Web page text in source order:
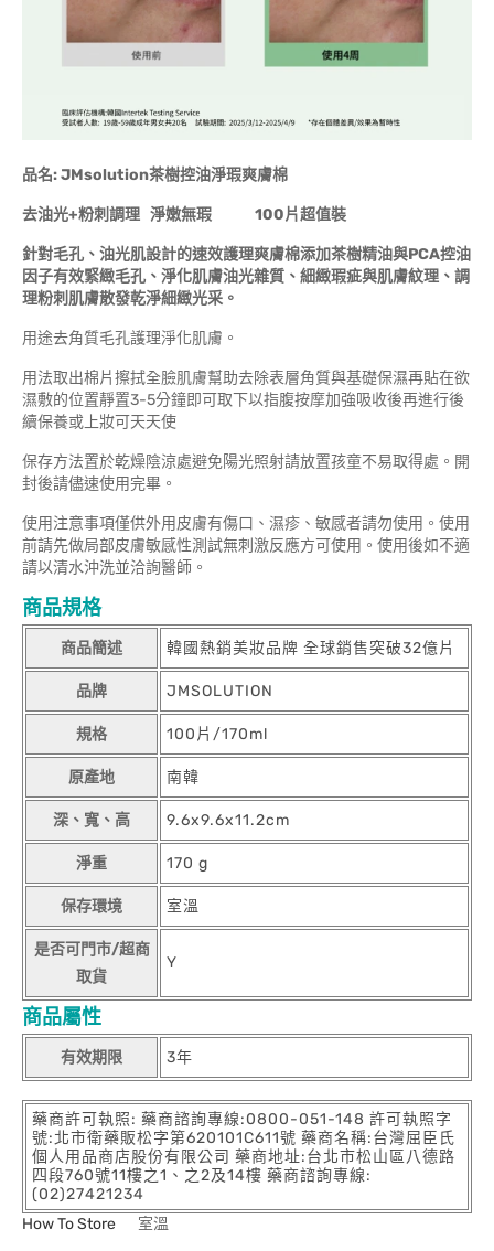
品名: JMsolution茶樹控油淨瑕爽膚棉
去油光+粉刺調理 淨嫩無瑕 100片超值裝
針對毛孔、油光肌設計的速效護理爽膚棉添加茶樹精油與PCA控油
因子有效緊緻毛孔、淨化肌膚油光雜質、細緻瑕疵與肌膚紋理、調
理粉刺肌膚散發乾淨細緻光采。
用途去角質毛孔護理淨化肌膚。
用法取出棉片擦拭全臉肌膚幫助去除表層角質與基礎保濕再貼在欲
濕敷的位置靜置3-5分鐘即可取下以指腹按摩加強吸收後再進行後
續保養或上妝可天天使
保存方法置於乾燥陰涼處避免陽光照射請放置孩童不易取得處。開
封後請儘速使用完畢。
使用注意事項僅供外用皮膚有傷口、濕疹、敏感者請勿使用。使用
前請先做局部皮膚敏感性測試無刺激反應方可使用。使用後如不適
請以清水沖洗並洽詢醫師。
商品規格
商品簡述 韓國熱銷美妝品牌 全球銷售突破32億片
品牌 JMSOLUTION
規格 100片/170ml
原產地 南韓
深、寬、高 9.6x9.6x11.2cm
淨重 170 g
保存環境 室溫
是否可門市/超商
取貨
Y
商品屬性
有效期限 3年
藥商許可執照: 藥商諮詢專線:0800-051-148 許可執照字
號:北市衛藥販松字第620101C611號 藥商名稱:台灣屈臣氏
個人用品商店股份有限公司 藥商地址:台北市松山區八德路
四段760號11樓之1、之2及14樓 藥商諮詢專線:
(02)27421234
How To Store
室溫